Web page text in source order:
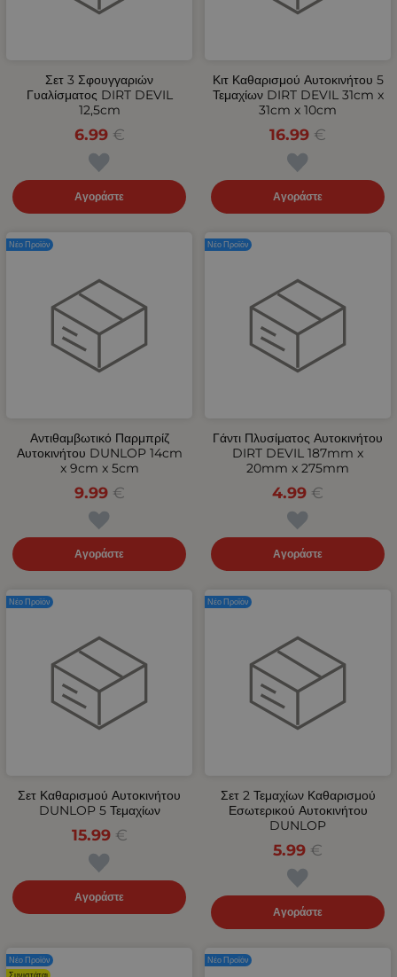
Σετ 3 Σφουγγαριών
Γυαλίσματος DIRT DEVIL
12,5cm
6.99 €
Αγοράστε
Κιτ Καθαρισμού Αυτοκινήτου 5
Τεμαχίων DIRT DEVIL 31cm x
31cm x 10cm
16.99 €
Αγοράστε
Αντιθαμβωτικό Παρμπρίζ
Αυτοκινήτου DUNLOP 14cm
x 9cm x 5cm
9.99 €
Αγοράστε
Νέο Προϊόν
Γάντι Πλυσίματος Αυτοκινήτου
DIRT DEVIL 187mm x
20mm x 275mm
4.99 €
Αγοράστε
Νέο Προϊόν
Σετ Καθαρισμού Αυτοκινήτου
DUNLOP 5 Τεμαχίων
15.99 €
Αγοράστε
Νέο Προϊόν
Σετ 2 Τεμαχίων Καθαρισμού
Εσωτερικού Αυτοκινήτου
DUNLOP
5.99 €
Αγοράστε
Νέο Προϊόν
Νέο Προϊόν
Συνιστάται
Νέο Προϊόν